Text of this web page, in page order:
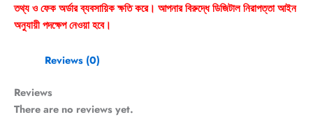
তথ্য ও ফেক অর্ডার ব্যবসায়িক ক্ষতি করে। আপনার বিরুদ্ধে ডিজিটাল নিরাপত্তা আইন
অনুযায়ী পদক্ষেপ নেওয়া হবে।
Reviews (0)
Reviews
There are no reviews yet.